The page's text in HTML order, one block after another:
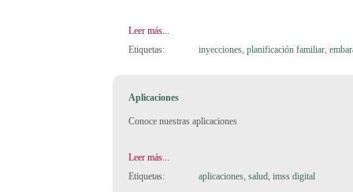
Leer más...
Etiquetas:
inyecciones,planificación familiar,
Aplicaciones
Conoce nuestras aplicaciones
Leer más...
Etiquetas:
aplicaciones,salud,imss digital